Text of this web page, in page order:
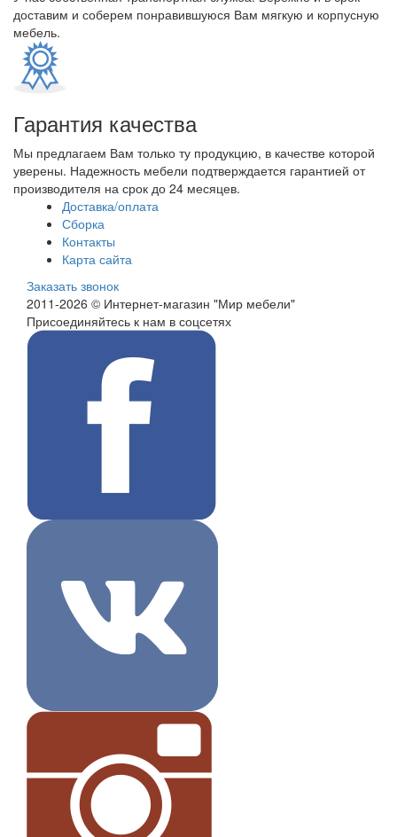
доставим и соберем понравившуюся Вам мягкую и корпусную
мебель.
Гарантия качества
Мы предлагаем Вам только ту продукцию, в качестве которой
уверены. Надежность мебели подтверждается гарантией от
производителя на срок до 24 месяцев.
Доставка/оплата
Сборка
Контакты
Карта сайта
Заказать звонок
2011-2026 © Интернет-магазин "Мир мебели"
Присоединяйтесь к нам в соцсетях